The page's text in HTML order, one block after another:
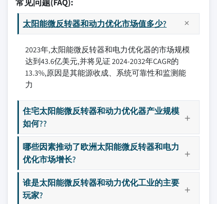
太阳能微反转器和动力优化市场值多少?
2023年,太阳能微反转器和电力优化器的市场规模
达到43.6亿美元,并将见证 2024-2032年CAGR的
13.3%,原因是其能源收成、系统可靠性和监测能
力
住宅太阳能微反转器和动力优化器产业规模
如何??
哪些因素推动了欧洲太阳能微反转器和电力
优化市场增长?
谁是太阳能微反转器和动力优化工业的主要
玩家?